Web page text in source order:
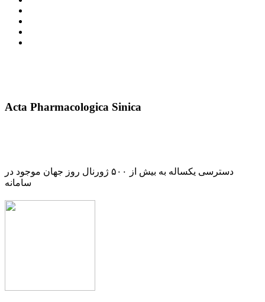
Acta Pharmacologica Sinica
دسترسی یکساله به بیش از ۵۰۰ ژورنال روز جهان موجود در
سامانه